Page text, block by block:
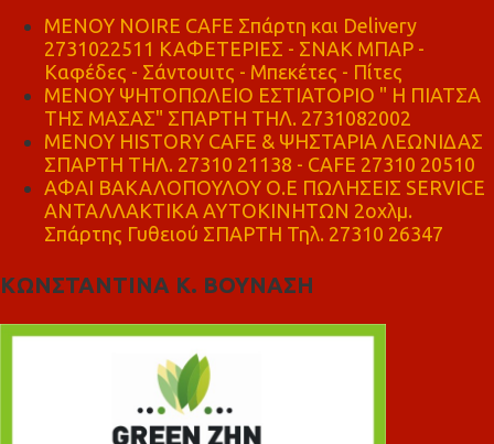
MENOY NOIRE CAFE Σπάρτη και Delivery
2731022511 ΚΑΦΕΤΕΡΙΕΣ - ΣΝΑΚ ΜΠΑΡ -
Καφέδες - Σάντουιτς - Μπεκέτες - Πίτες
ΜΕΝΟΥ ΨΗΤΟΠΩΛΕΙΟ ΕΣΤΙΑΤΟΡΙΟ " Η ΠΙΑΤΣΑ
ΤΗΣ ΜΑΣΑΣ" ΣΠΑΡΤΗ ΤΗΛ. 2731082002
ΜΕΝΟΥ HISTORY CAFE & ΨΗΣΤΑΡΙΑ ΛΕΩΝΙΔΑΣ
ΣΠΑΡΤΗ ΤΗΛ. 27310 21138 - CAFE 27310 20510
ΑΦΑΙ ΒΑΚΑΛΟΠΟΥΛΟΥ Ο.Ε ΠΩΛΗΣΕΙΣ SERVICE
ΑΝΤΑΛΛΑΚΤΙΚΑ ΑΥΤΟΚΙΝΗΤΩΝ 2οχλμ.
Σπάρτης Γυθειού ΣΠΑΡΤΗ Τηλ. 27310 26347
ΚΩΝΣΤΑΝΤΙΝΑ Κ. ΒΟΥΝΑΣΗ